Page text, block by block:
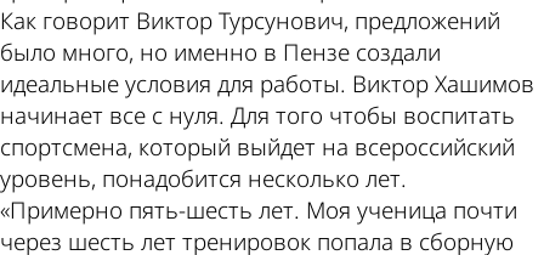
Как говорит Виктор Турсунович, предложений
было много, но именно в Пензе создали
идеальные условия для работы. Виктор Хашимов
начинает все с нуля. Для того чтобы воспитать
спортсмена, который выйдет на всероссийский
уровень, понадобится несколько лет.
«Примерно пять-шесть лет. Моя ученица почти
через шесть лет тренировок попала в сборную